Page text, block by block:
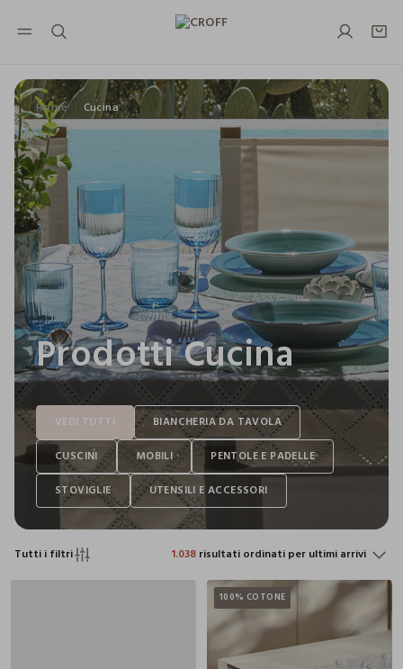
NAVIGATION.ARIA.GOTOMAINCONTENT
Home Cucina
Prodotti Cucina
Tutti i filtri 1.038 risultati ordinati per ultimi arrivi
100% COTONE